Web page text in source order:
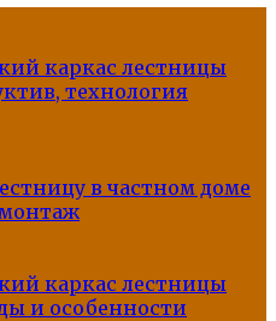
каркас лестницы
технология
в частном доме
каркас лестницы
и особенности